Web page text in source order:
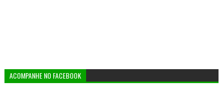
ACOMPANHE NO FACEBOOK